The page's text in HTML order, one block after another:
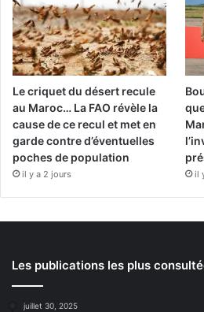
Le criquet du désert recule
au Maroc… La FAO révèle la
cause de ce recul et met en
garde contre d’éventuelles
poches de population
il y a 2 jours il
Les publications les plus
juillet 30, 2025